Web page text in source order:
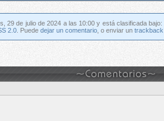
29 de julio de 2024 a las 10:00 y está clasificada bajo:
2.0 . Puede dejar un comentario , o enviar un trackback